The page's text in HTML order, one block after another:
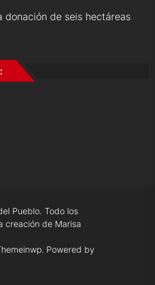
donación de seis hectáreas
Pueblo. Todo los
creación de Marisa
Powered by